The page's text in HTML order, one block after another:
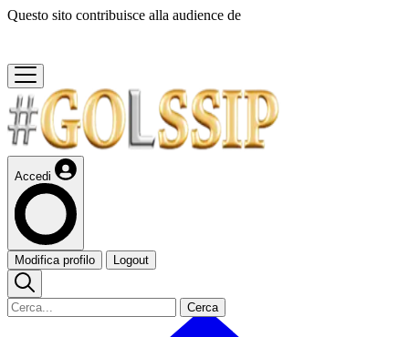
Questo sito contribuisce alla audience de
Accedi
Modifica profilo Logout
Cerca